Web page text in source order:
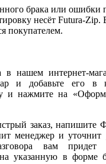
брака или ошибки
несёт Futura-
покупателем.
в нашем интернет-
и добавьте его в
и нажмите на
заказ,
менеджер и уточнит
вам придет
указанную в форме